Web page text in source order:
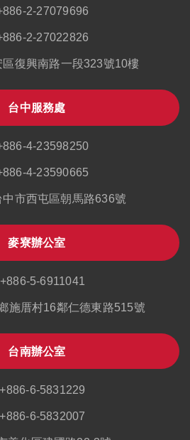
2-27079696
2-27022826
區復興南路一段323號10樓
台中服務處
4-23598250
4-23590665
市西屯區朝馬路636號
麥寮辦公室
+886-5-6911041
施厝村16鄰仁德東路515號
台南辦公室
+886-6-5831229
+886-6-5832007